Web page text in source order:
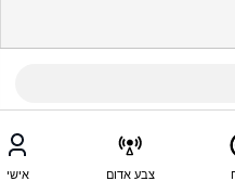
צבע אדום אישי